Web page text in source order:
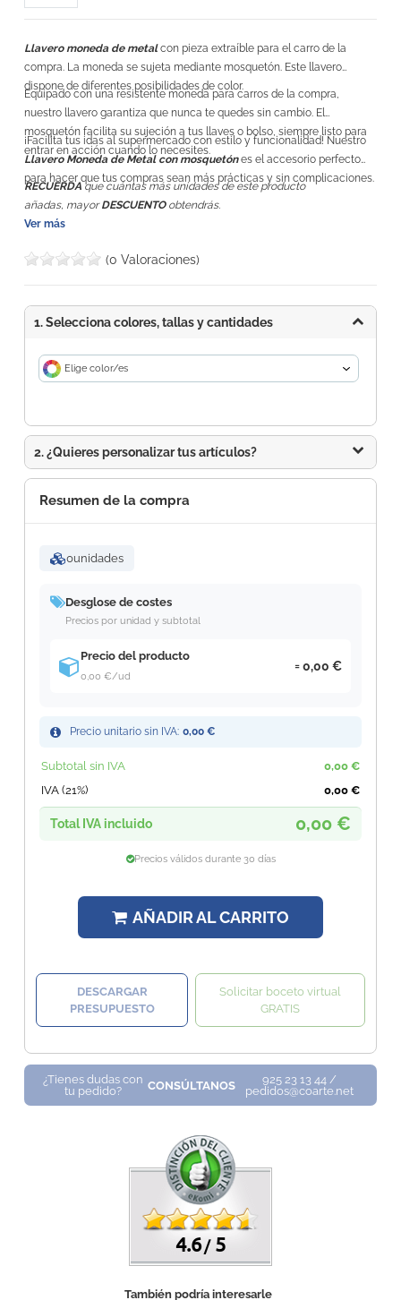
Llavero moneda de metal con pieza extraíble para el carro de la
compra. La moneda se sujeta mediante mosquetón. Este llavero
dispone de diferentes posibilidades de color.
Equipado con una resistente moneda para carros de la compra,
nuestro llavero garantiza que nunca te quedes sin cambio. El
mosquetón facilita su sujeción a tus llaves o bolso, siempre listo para
entrar en acción cuando lo necesites.
¡Facilita tus idas al supermercado con estilo y funcionalidad! Nuestro
Llavero Moneda de Metal con mosquetónes el accesorio perfecto
para hacer que tus compras sean más prácticas y sin complicaciones.
RECUERDA que cuántas más unidades de este producto
añadas, mayorDESCUENTOobtendrás.
Ver más
(0 Valoraciones)
1. Selecciona colores, tallas y cantidades
Elige color/es
2. ¿Quieres personalizar tus artículos?
Resumen de la compra
0unidades
Desglose de costes
Precios por unidad y subtotal
Precio del producto
0,00 €/ud
0,00 €
Precio unitario sin IVA: 0,00 €
Subtotal sin IVA
0,00 €
IVA (21%)
0,00 €
Total IVA incluido 0,00 €
Precios válidos durante 30 días
AÑADIR AL CARRITO
DESCARGAR
PRESUPUESTO
Solicitar boceto virtual
GRATIS
¿Tienes dudas con
tu pedido?
CONSÚLTANOS
925 23 13 44 /
pedidos@coarte.net
4.6 /5
También podría interesarle